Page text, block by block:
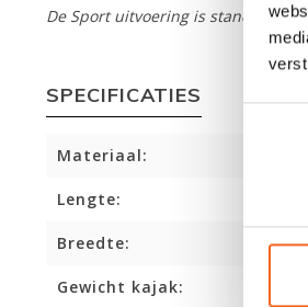
De Sport uitvoering is standaard
SPECIFICATIES
Materiaal:
Lengte:
Breedte:
Gewicht kajak: